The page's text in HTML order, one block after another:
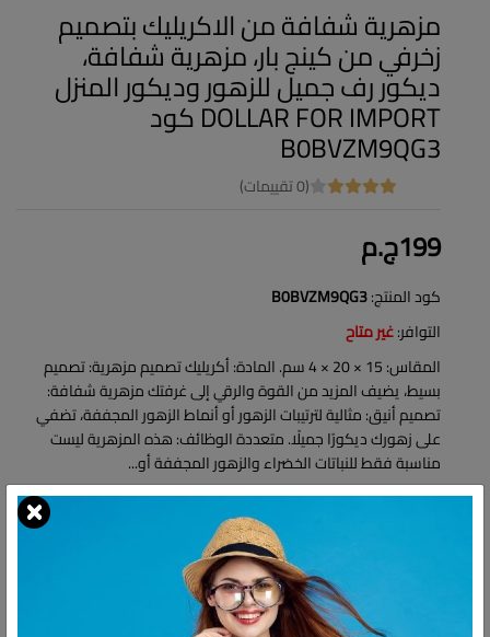
مزهرية شفافة من الاكريليك بتصميم
زخرفي من كينج بار، مزهرية شفافة،
ديكور رف جميل للزهور وديكور المنزل
DOLLAR FOR IMPORT كود
B0BVZM9QG3
(0 تقييمات)
199ج.م
كود المنتج:B0BVZM9QG3
التوافر:غير متاح
المقاس: 15 × 20 × 4 سم. المادة: أكريليك تصميم مزهرية: تصميم
بسيط، يضيف المزيد من القوة والرقي إلى غرفتك مزهرية شفافة:
تصميم أنيق: مثالية لترتيبات الزهور أو أنماط الزهور المجففة، تضفي
على زهورك ديكورًا جميلًا. متعددة الوظائف: هذه المزهرية ليست
مناسبة فقط للنباتات الخضراء والزهور المجففة أو...